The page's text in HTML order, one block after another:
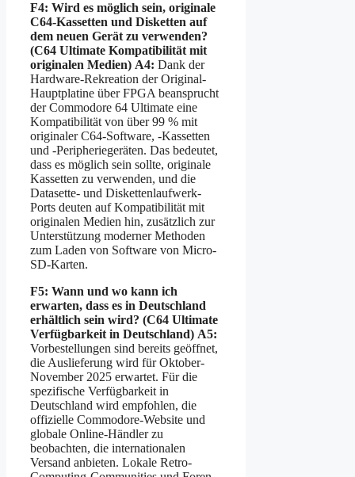
F4: Wird es möglich sein, originale
C64-Kassetten und Disketten auf
dem neuen Gerät zu verwenden?
(C64 Ultimate Kompatibilität mit
originalen Medien) A4: Dank der
Hardware-Rekreation der Original-
Hauptplatine über FPGA beansprucht
der Commodore 64 Ultimate eine
Kompatibilität von über 99 % mit
originaler C64-Software, -Kassetten
und -Peripheriegeräten. Das bedeutet,
dass es möglich sein sollte, originale
Kassetten zu verwenden, und die
Datasette- und Diskettenlaufwerk-
Ports deuten auf Kompatibilität mit
originalen Medien hin, zusätzlich zur
Unterstützung moderner Methoden
zum Laden von Software von Micro-
SD-Karten.
F5: Wann und wo kann ich
erwarten, dass es in Deutschland
erhältlich sein wird? (C64 Ultimate
Verfügbarkeit in Deutschland) A5:
Vorbestellungen sind bereits geöffnet,
die Auslieferung wird für Oktober-
November 2025 erwartet. Für die
spezifische Verfügbarkeit in
Deutschland wird empfohlen, die
offizielle Commodore-Website und
globale Online-Händler zu
beobachten, die internationalen
Versand anbieten. Lokale Retro-